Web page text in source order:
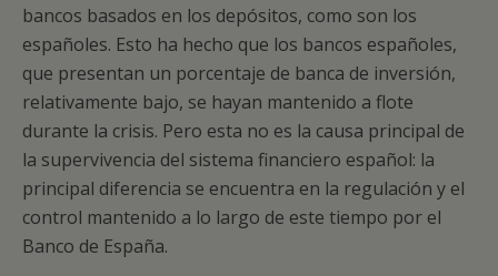
bancos basados en los depósitos, como son los
españoles. Esto ha hecho que los bancos españoles,
que presentan un porcentaje de banca de inversión,
relativamente bajo, se hayan mantenido a flote
durante la crisis. Pero esta no es la causa principal de
la supervivencia del sistema financiero español: la
principal diferencia se encuentra en la regulación y el
control mantenido a lo largo de este tiempo por el
Banco de España.